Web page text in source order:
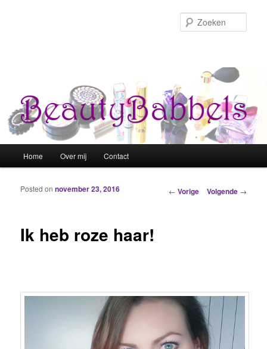
Spring naar de primaire inhoud
Spring naar de secundaire inhoud
Home Over mij Contact
Berichtnavigatie
← Vorige Volgende →
Ik heb roze haar!
Posted onnovember 23, 2016